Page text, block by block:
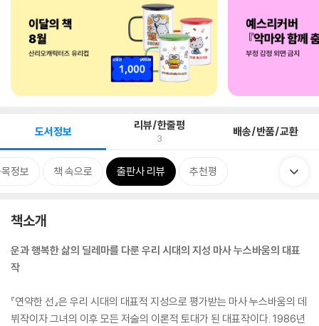
도서정보 리뷰/한줄평
3 배송/반품/교환
정보 책 속으로 출판사 리뷰 추천평
책소개
운과 행복한 삶의 딜레마를 다룬 우리 시대의 지성 마사 누스바움의 대표
작
『연약한 선』은 우리 시대의 대표적 지성으로 평가받는 마사 누스바움의 데
뷔작이자 그녀의 이후 모든 저술의 이론적 토대가 된 대표작이다. 1986년